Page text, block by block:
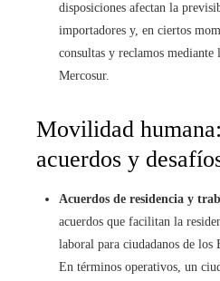
disposiciones afectan la
importadores y, en ciertos
consultas y reclamos mediante
Mercosur.
Movilidad
acuerdos y
Acuerdos de residencia y
acuerdos que facilitan la
laboral para ciudadanos de los
En términos operativos, un